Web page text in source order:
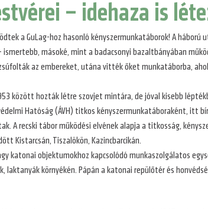
– idehaza is
a GuLag-hoz hasonló kényszermunkatáborok! A
másoké, mint a badacsonyi bazaltbányában
az embereket, utána vitték őket munkatáborba,
között hozták létre szovjet mintára, de jóval kisebb
Hatóság (ÁVH) titkos kényszermunkatáboraként,
A recski tábor működési elvének alapja a titkosság,
Kistarcsán, Tiszalökön, Kazincbarcikán.
katonai objektumokhoz kapcsolódó munkaszolgálatos
környékén. Pápán a katonai repülőtér és